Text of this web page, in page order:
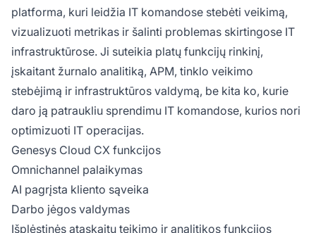
platforma, kuri leidžia IT komandose stebėti veikimą,
vizualizuoti metrikas ir šalinti problemas skirtingose IT
infrastruktūrose. Ji suteikia platų funkcijų rinkinį,
įskaitant žurnalo analitiką, APM, tinklo veikimo
stebėjimą ir infrastruktūros valdymą, be kita ko, kurie
daro ją patraukliu sprendimu IT komandose, kurios nori
optimizuoti IT operacijas.
Genesys Cloud CX funkcijos
Omnichannel palaikymas
AI pagrįsta kliento sąveika
Darbo jėgos valdymas
Išplėstinės ataskaitų teikimo ir analitikos funkcijos